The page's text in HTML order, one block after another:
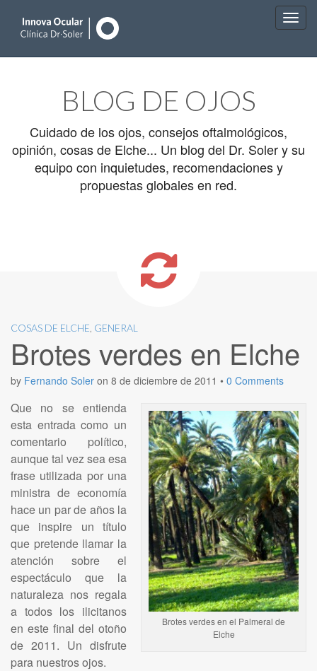
BLOG DE OJOS
Cuidado de los ojos, consejos oftalmológicos,
opinión, cosas de Elche... Un blog del Dr. Soler y su
equipo con inquietudes, recomendaciones y
propuestas globales en red.
COSAS DE ELCHE GENERAL
Brotes verdes en Elche
by Fernando Soler on 8 de diciembre de 2011 • 0 Comments
Brotes verdes en el Palmeral de
Elche
Que no se entienda
esta entrada como un
comentario político,
aunque tal vez sea esa
frase utilizada por una
ministra de economía
hace un par de años la
que inspire un título
que pretende llamar la
atención sobre el
espectáculo que la
naturaleza nos regala
a todos los ilicitanos
en este final del otoño
de 2011. Un disfrute
para nuestros ojos.